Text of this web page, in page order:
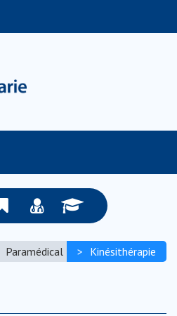
Paramédical Kinésithérapie